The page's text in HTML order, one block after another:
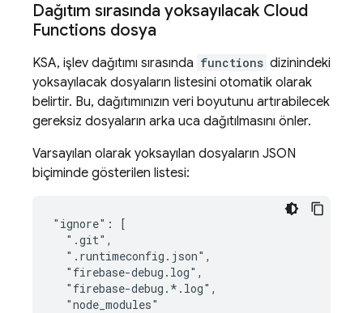
Dağıtım sırasında yoksayılacak Cloud
Functions dosya
KSA, işlev dağıtımı sırasında functions dizinindeki
yoksayılacak dosyaların listesini otomatik olarak
belirtir. Bu, dağıtımınızın veri boyutunu artırabilecek
gereksiz dosyaların arka uca dağıtılmasını önler.
Varsayılan olarak yoksayılan dosyaların JSON
biçiminde gösterilen listesi:
"ignore": [
  ".git",
  ".runtimeconfig.json",
  "firebase-debug.log",
  "firebase-debug.*.log",
  "node_modules"